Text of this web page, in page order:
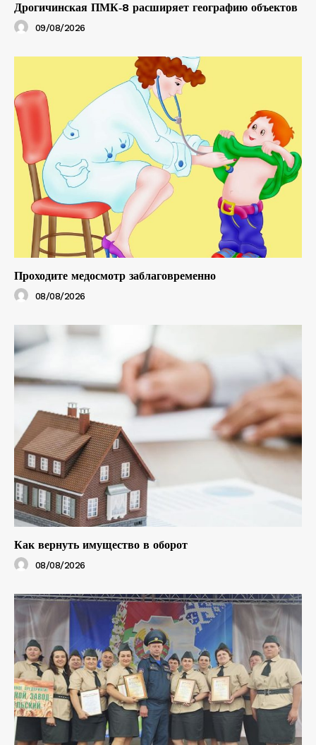
Дрогичинская ПМК‑8 расширяет географию объектов
09/08/2026
Проходите медосмотр заблаговременно
08/08/2026
Как вернуть имущество в оборот
08/08/2026